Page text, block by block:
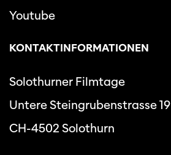
Youtube
KONTAKTINFORMATIONEN
Solothurner Filmtage
Untere Steingrubenstrasse 19
CH-4502 Solothurn